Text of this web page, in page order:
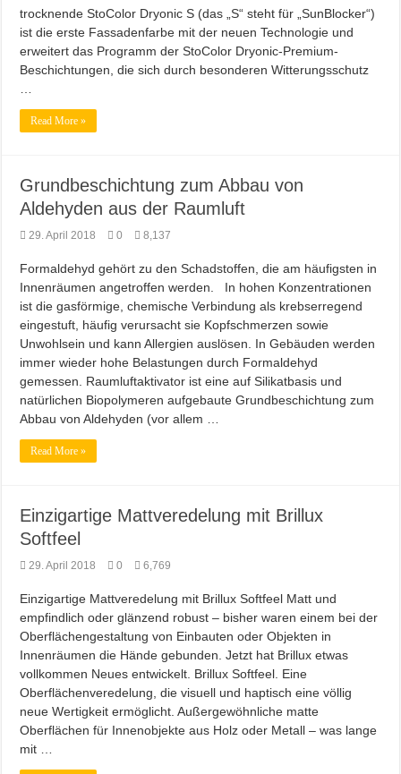
trocknende StoColor Dryonic S (das „S“ steht für „SunBlocker“)
ist die erste Fassadenfarbe mit der neuen Technologie und
erweitert das Programm der StoColor Dryonic-Premium-
Beschichtungen, die sich durch besonderen Witterungsschutz
Read More »
Grundbeschichtung zum Abbau von
Aldehyden aus der Raumluft
29. April 2018 0 8,137
Formaldehyd gehört zu den Schadstoffen, die am häufigsten in
Innenräumen angetroffen werden. In hohen Konzentrationen
ist die gasförmige, chemische Verbindung als krebserregend
eingestuft, häufig verursacht sie Kopfschmerzen sowie
Unwohlsein und kann Allergien auslösen. In Gebäuden werden
immer wieder hohe Belastungen durch Formaldehyd
gemessen. Raumluftaktivator ist eine auf Silikatbasis und
natürlichen Biopolymeren aufgebaute Grundbeschichtung zum
Abbau von Aldehyden (vor allem …
Read More »
Einzigartige Mattveredelung mit Brillux
Softfeel
29. April 2018 0 6,769
Einzigartige Mattveredelung mit Brillux Softfeel Matt und
empfindlich oder glänzend robust – bisher waren einem bei der
Oberflächengestaltung von Einbauten oder Objekten in
Innenräumen die Hände gebunden. Jetzt hat Brillux etwas
vollkommen Neues entwickelt. Brillux Softfeel. Eine
Oberflächenveredelung, die visuell und haptisch eine völlig
neue Wertigkeit ermöglicht. Außergewöhnliche matte
Oberflächen für Innenobjekte aus Holz oder Metall – was lange
mit …